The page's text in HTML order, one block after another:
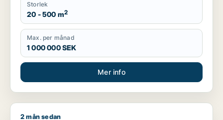
Storlek
20 - 500 m2
Max. per månad
1 000 000 SEK
Mer info
Jag söker industrilokal, butik, bostadsfastighet eller garage
2 mån sedan